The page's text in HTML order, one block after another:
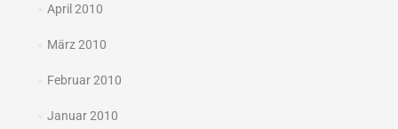
April 2010
März 2010
Februar 2010
Januar 2010